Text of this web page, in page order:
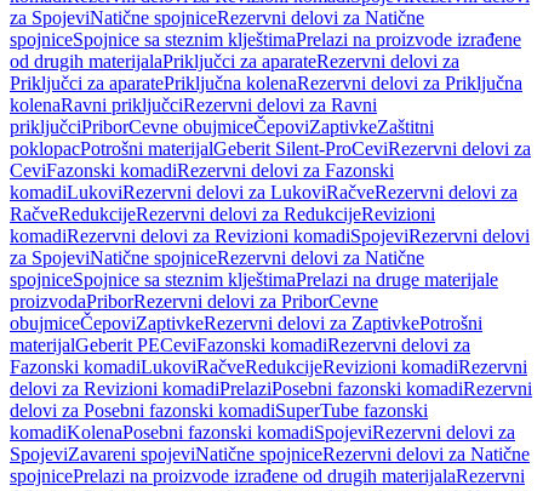
za SpojeviNatične spojniceRezervni delovi za Natične
spojniceSpojnice sa steznim klještimaPrelazi na proizvode izrađene
od drugih materijalaPriključci za aparateRezervni delovi za
Priključci za aparatePriključna kolenaRezervni delovi za Priključna
kolenaRavni priključciRezervni delovi za Ravni
priključciPriborCevne obujmiceČepoviZaptivkeZaštitni
poklopacPotrošni materijalGeberit Silent-ProCeviRezervni delovi za
CeviFazonski komadiRezervni delovi za Fazonski
komadiLukoviRezervni delovi za LukoviRačveRezervni delovi za
RačveRedukcijeRezervni delovi za RedukcijeRevizioni
komadiRezervni delovi za Revizioni komadiSpojeviRezervni delovi
za SpojeviNatične spojniceRezervni delovi za Natične
spojniceSpojnice sa steznim klještimaPrelazi na druge materijale
proizvodaPriborRezervni delovi za PriborCevne
obujmiceČepoviZaptivkeRezervni delovi za ZaptivkePotrošni
materijalGeberit PECeviFazonski komadiRezervni delovi za
Fazonski komadiLukoviRačveRedukcijeRevizioni komadiRezervni
delovi za Revizioni komadiPrelaziPosebni fazonski komadiRezervni
delovi za Posebni fazonski komadiSuperTube fazonski
komadiKolenaPosebni fazonski komadiSpojeviRezervni delovi za
SpojeviZavareni spojeviNatične spojniceRezervni delovi za Natične
spojnicePrelazi na proizvode izrađene od drugih materijalaRezervni